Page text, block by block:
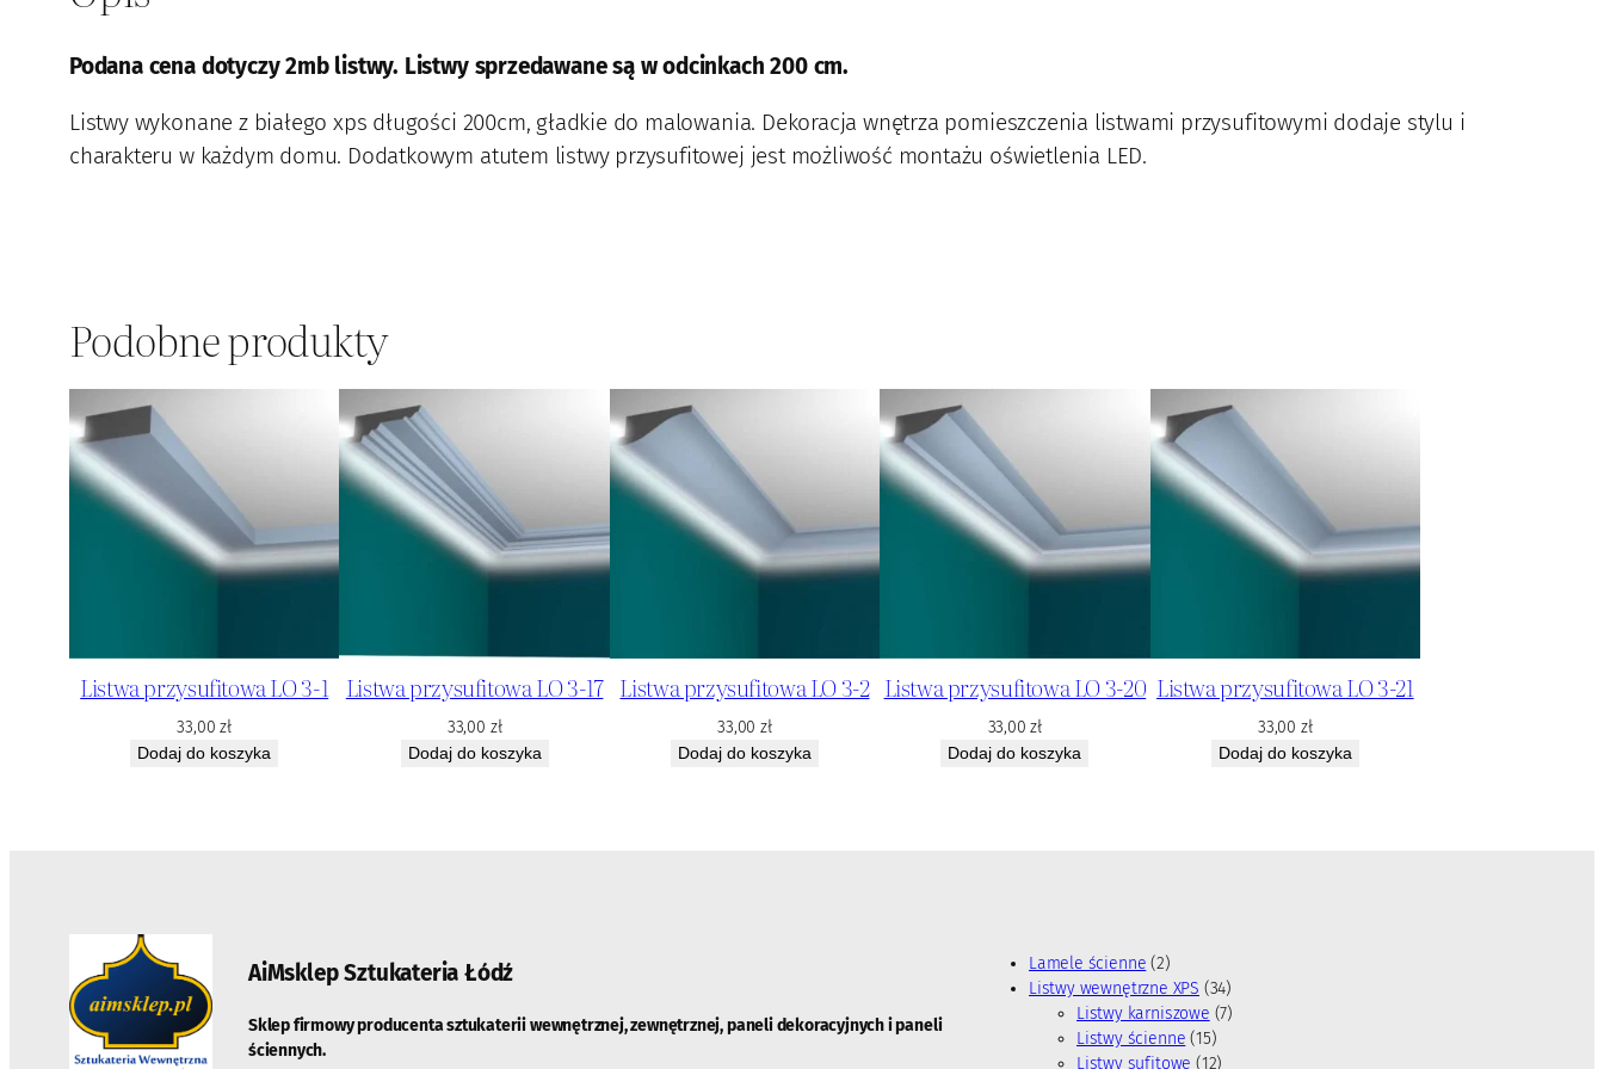
z
s
u
L
-
5
Podana cena dotyczy 2mb listwy. Listwy sprzedawane są w odcinkach 200 cm.
Listwy wykonane z białego xps długości 200cm, gładkie do malowania. Dekoracja wnętrza pomieszczenia listwami przysufitowymi dodaje stylu i
charakteru w każdym domu. Dodatkowym atutem listwy przysufitowej jest możliwość montażu oświetlenia LED.
Podobne produkty
Listwa przysufitowa LO 3-1
33,00zł
Dodaj do koszyka
Listwa przysufitowa LO 3-17
33,00 zł
Dodaj do koszyka
Listwa przysufitowa LO 3-2
33,00zł
Dodaj do koszyka
Listwa przysufitowa LO 3-20
33,00zł
Dodaj do koszyka
Listwa przysufitowa LO 3-21
33,00 zł
Dodaj do koszyka
AiMsklep Sztukateria Łódź
Sklep firmowy producenta sztukaterii wewnętrznej, zewnętrznej, paneli dekoracyjnych i paneli
ściennych.
Lamele ścienne 22
p
r
o
d
Listwy wewnętrzne XPS 343
4
Listwy karniszowe 77
Listwy ścienne 151
5
Listwy sufitowe 121